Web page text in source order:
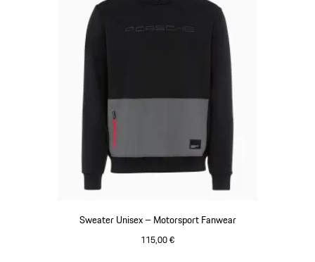
Sweater Unisex – Motorsport Fanwear
115,00 €